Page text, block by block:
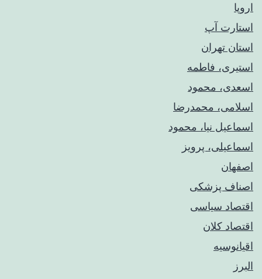
اروپا
استارت آپ
استان تهران
استیری، فاطمه
اسعدی، محمود
اسلامی، محمدرضا
اسماعیل نیا، محمود
اسماعیلی، پرویز
اصفهان
اصناف پزشکی
اقتصاد سیاسی
اقتصاد کلان
اقیانوسیه
البرز